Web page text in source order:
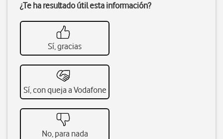
¿Te ha resultado útil esta información?
Sí, gracias
Sí, con queja a Vodafone
No, para nada